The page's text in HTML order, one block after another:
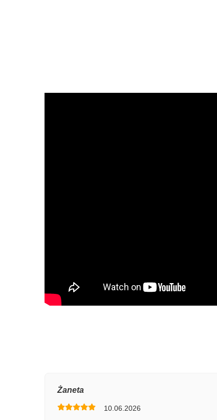
Żaneta
10.06.2026